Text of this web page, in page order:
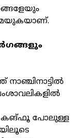
കങ്ഫൂ പോലുള്ള